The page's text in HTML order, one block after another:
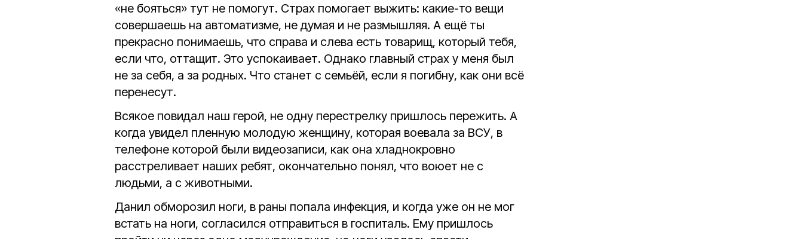
«не бояться» тут не помогут. Страх помогает выжить: какие-то вещи
совершаешь на автоматизме, не думая и не размышляя. А ещё ты
прекрасно понимаешь, что справа и слева есть товарищ, который тебя,
если что, оттащит. Это успокаивает. Однако главный страх у меня был
не за себя, а за родных. Что станет с семьёй, если я погибну, как они всё
перенесут.
Всякое повидал наш герой, не одну перестрелку пришлось пережить. А
когда увидел пленную молодую женщину, которая воевала за ВСУ, в
телефоне которой были видеозаписи, как она хладнокровно
расстреливает наших ребят, окончательно понял, что воюет не с
людьми, а с животными.
Данил обморозил ноги, в раны попала инфекция, и когда уже он не мог
встать на ноги, согласился отправиться в госпиталь. Ему пришлось